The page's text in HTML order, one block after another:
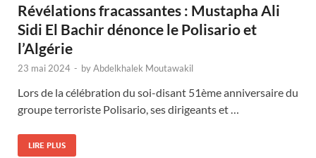
Révélations fracassantes : Mustapha Ali
Sidi El Bachir dénonce le Polisario et
l’Algérie
23 mai 2024 - byAbdelkhalek Moutawakil
Lors de la célébration du soi-disant 51ème anniversaire du
groupe terroriste Polisario, ses dirigeants et …
LIRE PLUS